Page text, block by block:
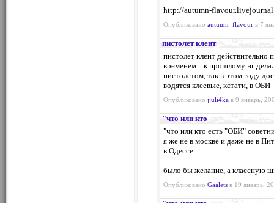
http://autumn-
Опубликовано autumn_flavour в 7
пистолет клеит
пистолет клеит действительно
временем... к прошлому нг
пистолетом, так в этом году
водятся клеевые, кстати, в ОБИ
Опубликовано jjuli4ka в 9 январь,
"что или кто
"что или кто есть "ОБИ"
я же не в москве и даже не в
в Одессе
было бы желание, а классную
Опубликовано Gaalets в 19 январь,